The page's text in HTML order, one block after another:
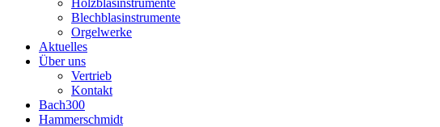
Holzblasinstrumente
Blechblasinstrumente
Orgelwerke
Aktuelles
Über uns
Vertrieb
Kontakt
Bach300
Hammerschmidt